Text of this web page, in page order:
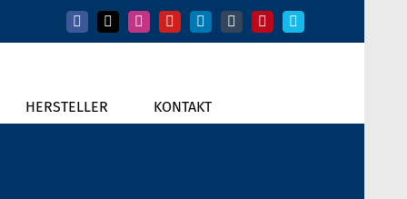
Facebook
X InstagramYouTubeLinkedIn
TumblrPinterestVimeo
HERSTELLER KONTAKT